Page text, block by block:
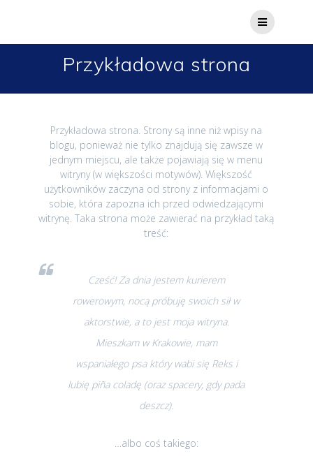
Przykładowa strona
Przykładowa strona. Strony są inne niż wpisy na
blogu, ponieważ nie tylko znajdują się zawsze w
jednym miejscu, ale także pojawiają się w menu
witryny (w większości motywów). Większość
użytkowników zaczyna od strony z informacjami o
sobie, która zapozna ich przed odwiedzającymi
witrynę. Taka strona może zawierać na przykład taką
treść:
Cześć! Za dnia jestem kurierem
rowerowym, nocą próbuję swoich sił w
aktorstwie, a to jest moja witryna.
Mieszkam w Krakowie, mam
wspaniałego psa który wabi się Reks i
lubię piña coladę (oraz spacery, gdy pada
deszcz).
…albo coś takiego: